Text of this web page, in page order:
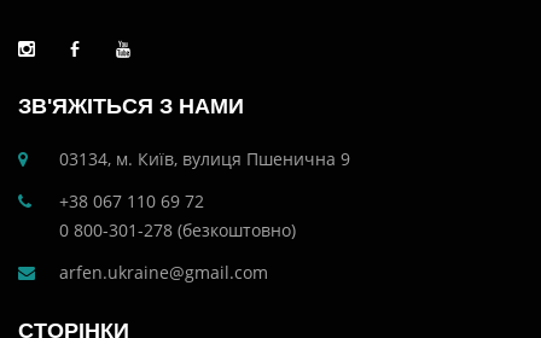
ЗВ'ЯЖІТЬСЯ З НАМИ
03134, м. Київ, вулиця Пшенична 9
+38 067 110 69 72
0 800-301-278 (безкоштовно)
arfen.ukraine@gmail.com
СТОРІНКИ